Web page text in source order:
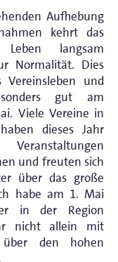
Aufhebung
kehrt das
Leben langsam
Normalität. Dies
und
gut am
Viele Vereine in
dieses Jahr
und freuten sich
über das große
habe am 1. Mai
in der Region
nicht allein mit
den hohen